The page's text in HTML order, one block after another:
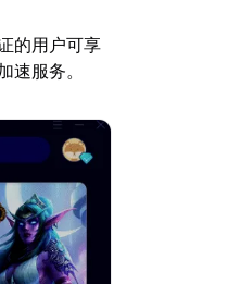
的用户可享
服务。